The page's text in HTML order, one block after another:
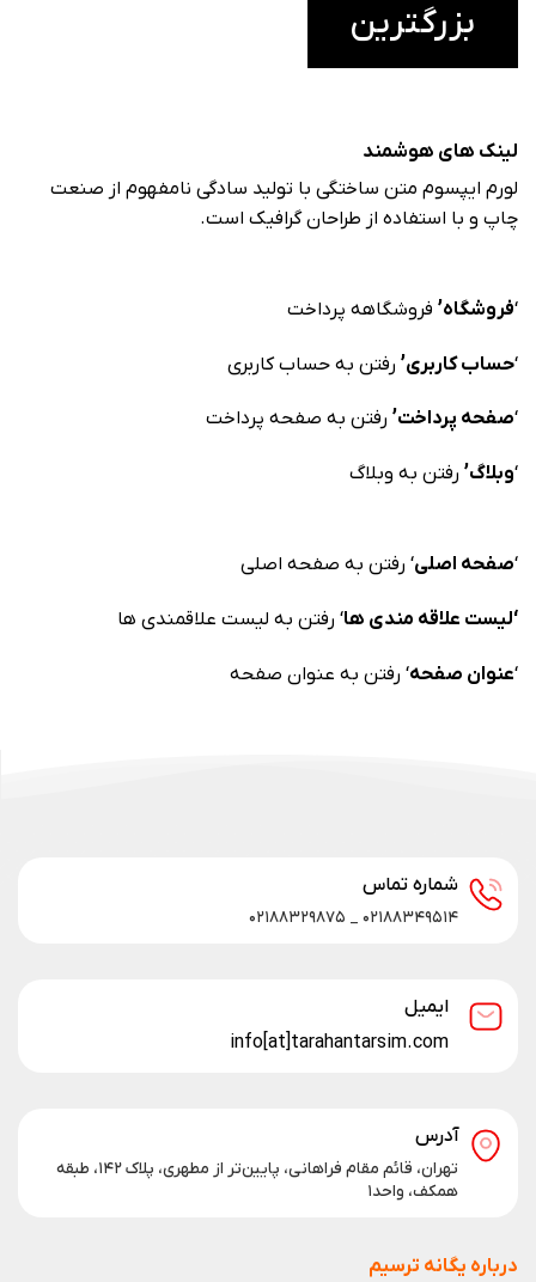
بزرگترین
لینک های هوشمند
لورم ایپسوم متن ساختگی با تولید سادگی نامفهوم از صنعت
چاپ و با استفاده از طراحان گرافیک است.
‘فروشگاه’ فروشگاهه پرداخت
‘حساب کاربری’ رفتن به حساب کاربری
‘صفحه پرداخت’ رفتن به صفحه پرداخت
‘وبلاگ’ رفتن به وبلاگ
‘صفحه اصلی‘ رفتن به صفحه اصلی
‘لیست علاقه مندی ها‘ رفتن به لیست علاقمندی ها
‘عنوان صفحه‘ رفتن به عنوان صفحه
شماره تماس
۰۲۱۸۸۳۴۹۵۱۴ _ ۰۲۱۸۸۳۲۹۸۷۵
ایمیل
info[at]tarahantarsim.com
آدرس
تهران، قائم مقام فراهانی، پایین‌تر از مطهری، پلاک ۱۴۲، طبقه
همکف، واحد۱
درباره یگانه ترسیم